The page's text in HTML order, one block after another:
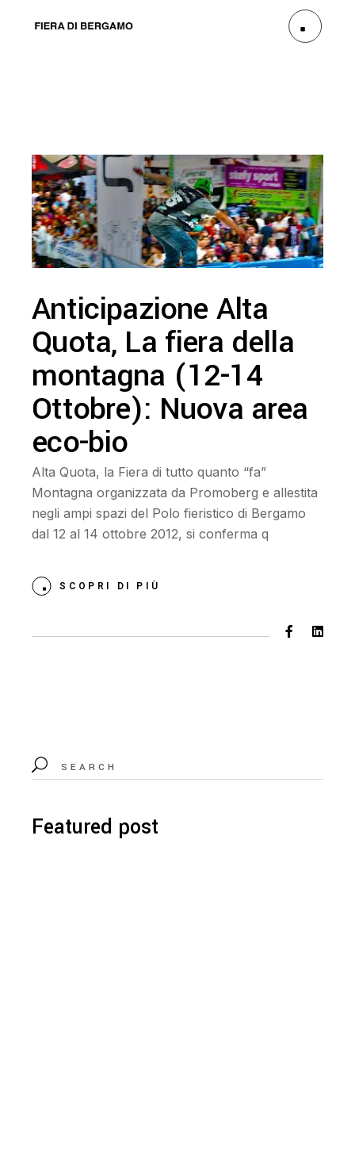
Anticipazione Alta
Quota, La fiera della
montagna (12-14
Ottobre): Nuova area
eco-bio
Alta Quota, la Fiera di tutto quanto “fa”
Montagna organizzata da Promoberg e allestita
negli ampi spazi del Polo fieristico di Bergamo
dal 12 al 14 ottobre 2012, si conferma q
SCOPRI DI PIÙ
Featured post